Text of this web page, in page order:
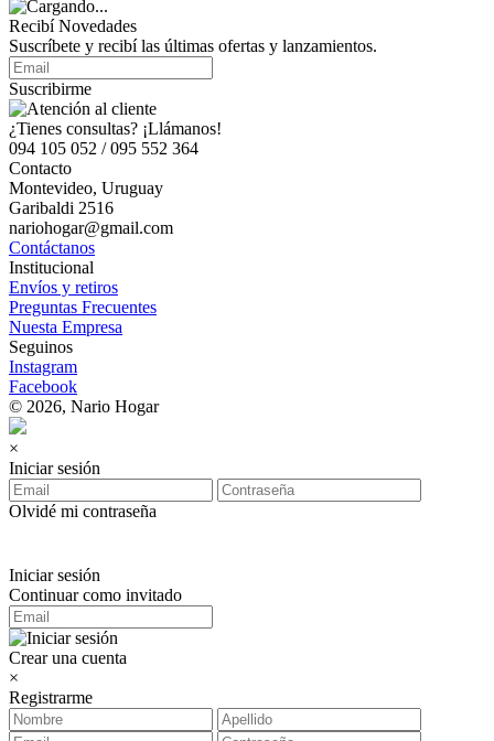
Recibí Novedades
Suscríbete y recibí las últimas ofertas y lanzamientos.
Suscribirme
¿Tienes consultas? ¡Llámanos!
094 105 052 / 095 552 364
Contacto
Montevideo, Uruguay
Garibaldi 2516
nariohogar@gmail.com
Contáctanos
Institucional
Envíos y retiros
Preguntas Frecuentes
Nuesta Empresa
Seguinos
Instagram
Facebook
© 2026, Nario Hogar
×
Iniciar sesión
Olvidé mi contraseña
Iniciar sesión
Continuar como invitado
Crear una cuenta
×
Registrarme